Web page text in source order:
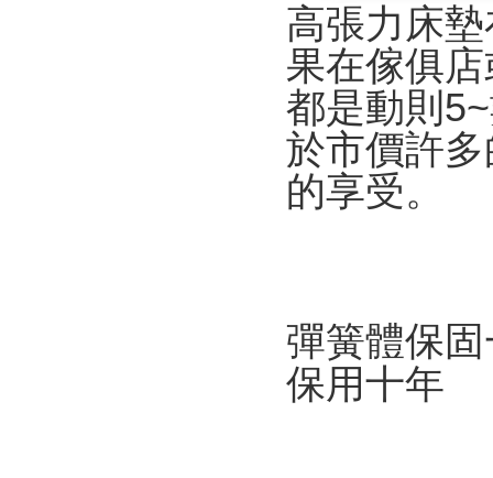
高張力床
果在傢俱
都是動則 5~
於市價許
的享受。
彈簧體保
保用十年